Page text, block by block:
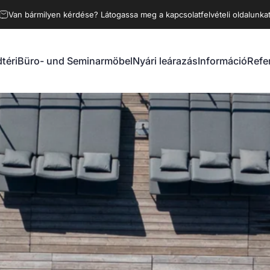
Van bármilyen kérdése? Látogassa meg a kapcsolatfelvételi oldalunkat
Büro- und SeminarmöbelNyári leárazásInformáció